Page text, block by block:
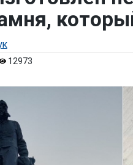
12973